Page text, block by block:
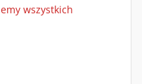
wszystkich